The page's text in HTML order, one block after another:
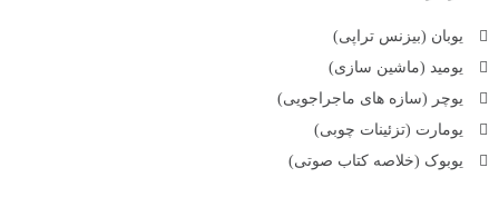
یوبان (بیزنس تراپی)
یومید (ماشین سازی)
یوچر (سازه های ماجراجویی)
یومارت (تزئینات چوبی)
یوبوک (خلاصه کتاب صوتی)